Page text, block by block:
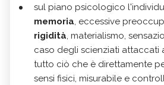
sul piano psicologico
memoria, eccessive
rigidità, materialismo,
caso degli scienziati attaccati
tutto ciò che è direttamente
sensi fisici, misurabile e